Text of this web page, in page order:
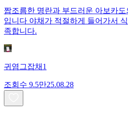
짭조름한 명란과 부드러운 아보카
입니다 야채가 적절하게 들어가서
족합니다.
귀염그잡채1
조회수 9.5만25.08.28